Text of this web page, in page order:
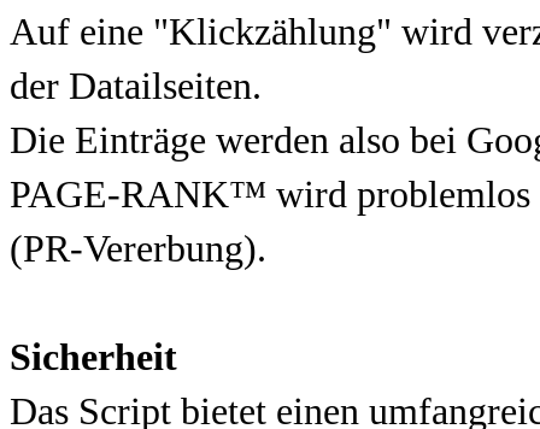
Auf eine "Klickzählung" wird
der Datailseiten.
Die Einträge werden also bei
PAGE-RANK™ wird problemlos
(PR-Vererbung).
Sicherheit
Das Script bietet einen